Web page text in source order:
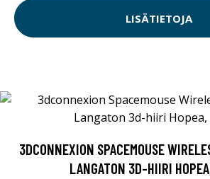
LISÄTIETOJA
3DCONNEXION SPACEMOUSE
LANGATON 3D-HIIRI